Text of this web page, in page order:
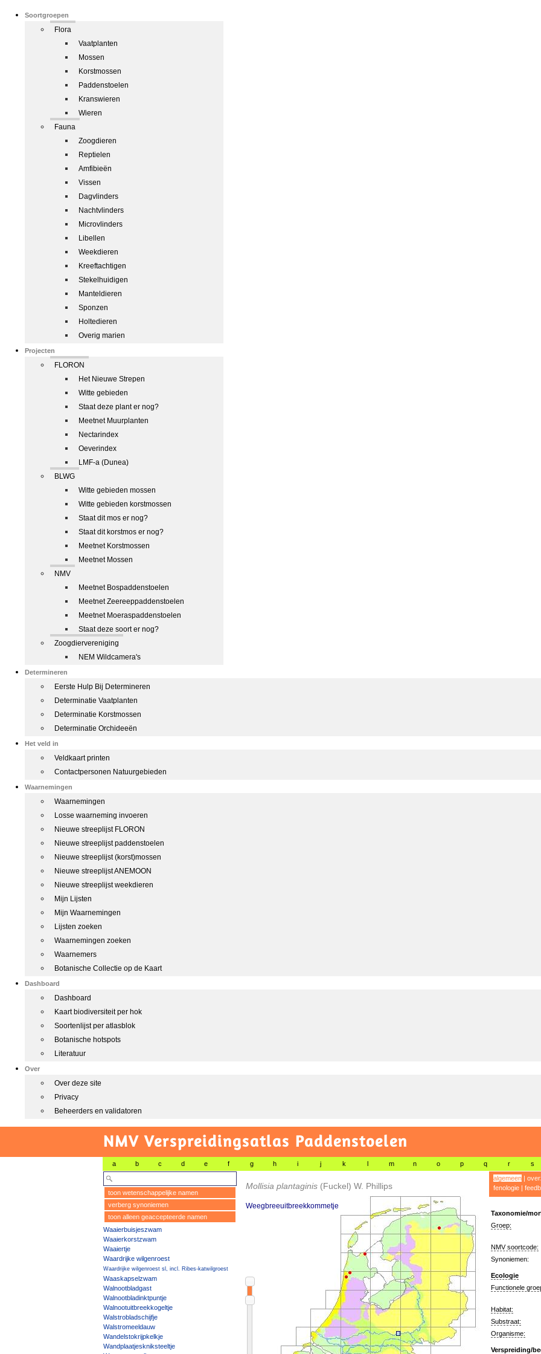
Soortgroepen
Flora
Vaatplanten
Mossen
Korstmossen
Paddenstoelen
Kranswieren
Wieren
Fauna
Zoogdieren
Reptielen
Amfibieën
Vissen
Dagvlinders
Nachtvlinders
Microvlinders
Libellen
Weekdieren
Kreeftachtigen
Stekelhuidigen
Manteldieren
Sponzen
Holtedieren
Overig marien
Projecten
FLORON
Het Nieuwe Strepen
Witte gebieden
Staat deze plant er nog?
Meetnet Muurplanten
Nectarindex
Oeverindex
LMF-a (Dunea)
BLWG
Witte gebieden mossen
Witte gebieden korstmossen
Staat dit mos er nog?
Staat dit korstmos er nog?
Meetnet Korstmossen
Meetnet Mossen
NMV
Meetnet Bospaddenstoelen
Meetnet Zeereeppaddenstoelen
Meetnet Moeraspaddenstoelen
Staat deze soort er nog?
Zoogdiervereniging
NEM Wildcamera's
Determineren
Eerste Hulp Bij Determineren
Determinatie Vaatplanten
Determinatie Korstmossen
Determinatie Orchideeën
Het veld in
Veldkaart printen
Contactpersonen Natuurgebieden
Waarnemingen
Waarnemingen
Losse waarneming invoeren
Nieuwe streeplijst FLORON
Nieuwe streeplijst paddenstoelen
Nieuwe streeplijst (korst)mossen
Nieuwe streeplijst ANEMOON
Nieuwe streeplijst weekdieren
Mijn Lijsten
Mijn Waarnemingen
Lijsten zoeken
Waarnemingen zoeken
Waarnemers
Botanische Collectie op de Kaart
Dashboard
Dashboard
Kaart biodiversiteit per hok
Soortenlijst per atlasblok
Botanische hotspots
Literatuur
Over
Over deze site
Privacy
Beheerders en validatoren
NMV Verspreidingsatlas Paddenstoelen
a b c d e f g h i j k l m n o p q r s
toon wetenschappelijke namen
verberg synoniemen
toon alleen geaccepteerde namen
Waaierbuisjeszwam
Waaierkorstzwam
Waaiertje
Waardrijke wilgenroest
Waardrijke wilgenroest sl, incl. Ribes-katwilgroest
Waaskapselzwam
Walnootbladgast
Walnootbladinktpuntje
Walnootuitbreekkogeltje
Walstrobladschijfje
Walstromeeldauw
Wandelstokrijpkelkje
Wandplaatjeskniksteeltje
Mollisia plantaginis (Fuckel) W. Phillips
Weegbreeuitbreekkommetje
algemeen|
fenologie|
Taxonomie/
Groep:
NMV soortcode:
Synoniemen:
Ecologie
Functionele
Habitat:
Substraat:
Organisme:
Verspreiding/